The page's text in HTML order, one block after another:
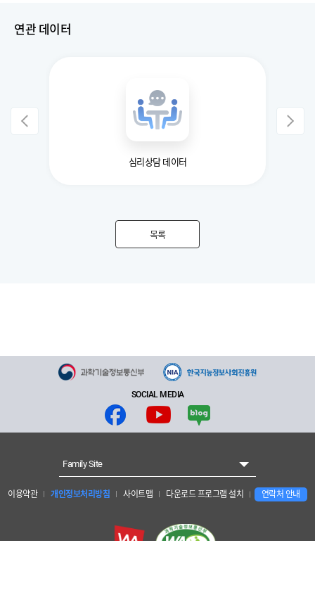
연관 데이터
심리상담 데이터
목록
SOCIAL MEDIA
이용약관 개인정보처리방침 사이트맵 다운로드 프로그램 설치 연락처 안내
Family Site